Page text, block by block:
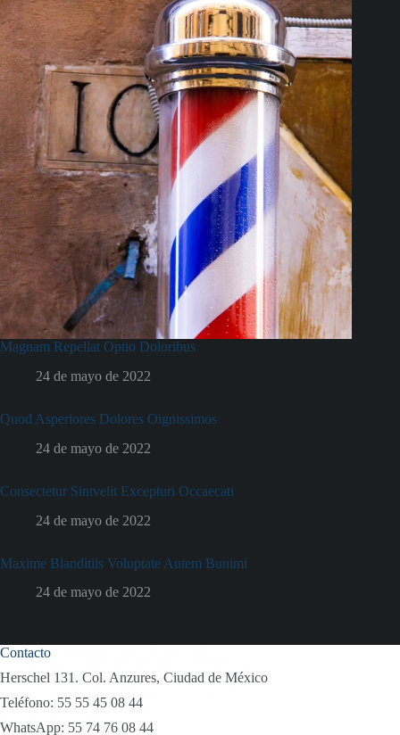
Magnam Repellat Optio Doloribus
24 de mayo de 2022
Quod Asperiores Dolores Oignissimos
24 de mayo de 2022
Consectetur Sintvelit Excepturi Occaecati
24 de mayo de 2022
Maxime Blanditiis Voluptate Autem Bunimi
24 de mayo de 2022
Contacto
Herschel 131. Col. Anzures, Ciudad de México
Teléfono: 55 55 45 08 44
WhatsApp: 55 74 76 08 44